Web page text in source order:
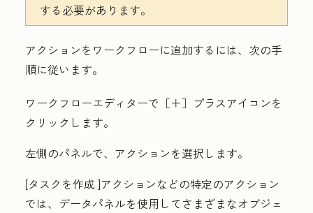
する必要があります。
アクションをワークフローに追加するには、次の手
順に従います。
ワークフローエディターで ［＋］プラスアイコンを
クリックします。
左側のパネルで、 アクションを選択します。
[タスクを作成 ]アクションなどの特定のアクション
では、データパネルを使用してさまざまなオブジェ